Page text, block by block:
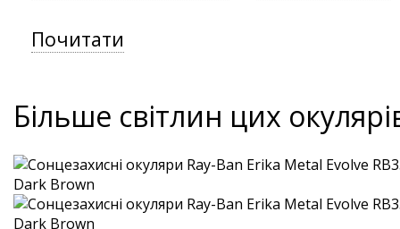
Почитати
Більше світлин цих